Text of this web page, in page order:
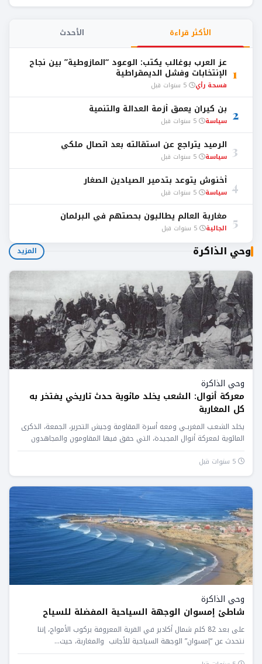
الأكثر قراءة الأحدث
1
عز العرب بوغالب يكتب: الوعود “المازوطية” بين نجاح
الإنتخابات وفشل الديمقراطية
فسحة رأي
2 بن كيران يعمق أزمة العدالة والتنمية
سياسة
3 الرميد يتراجع عن استقالته بعد اتصال ملكي
سياسة
4 أخنوش يتوعد بتدمير الصيادين الصغار
سياسة
5 مغاربة العالم يطالبون بحصتهم في البرلمان
الجالية
وحي الذاكرة المزيد
وحي الذاكرة
معركة أنوال: الشعب يخلد مائوية حدث تاريخي يفتخر به
كل المغاربة
يخلد الشعـب المغربـي ومعه أسرة المقاومة وجيش التحرير، الجمعة، الذكرى
المائوية لمعركة أنوال المجيدة، التي حقق فيها المقاومون والمجاهدون
المغاربة...
وحي الذاكرة
شاطئ إمسوان الوجهة السياحية المفضلة للسياح
على بعد 82 كلم شمال أكادير في القرية المعروفة بركوب الأمواج، إننا
نتحدث عن “إمسوان” الوجهة السياحية للأجانب والمغاربة، حيث...